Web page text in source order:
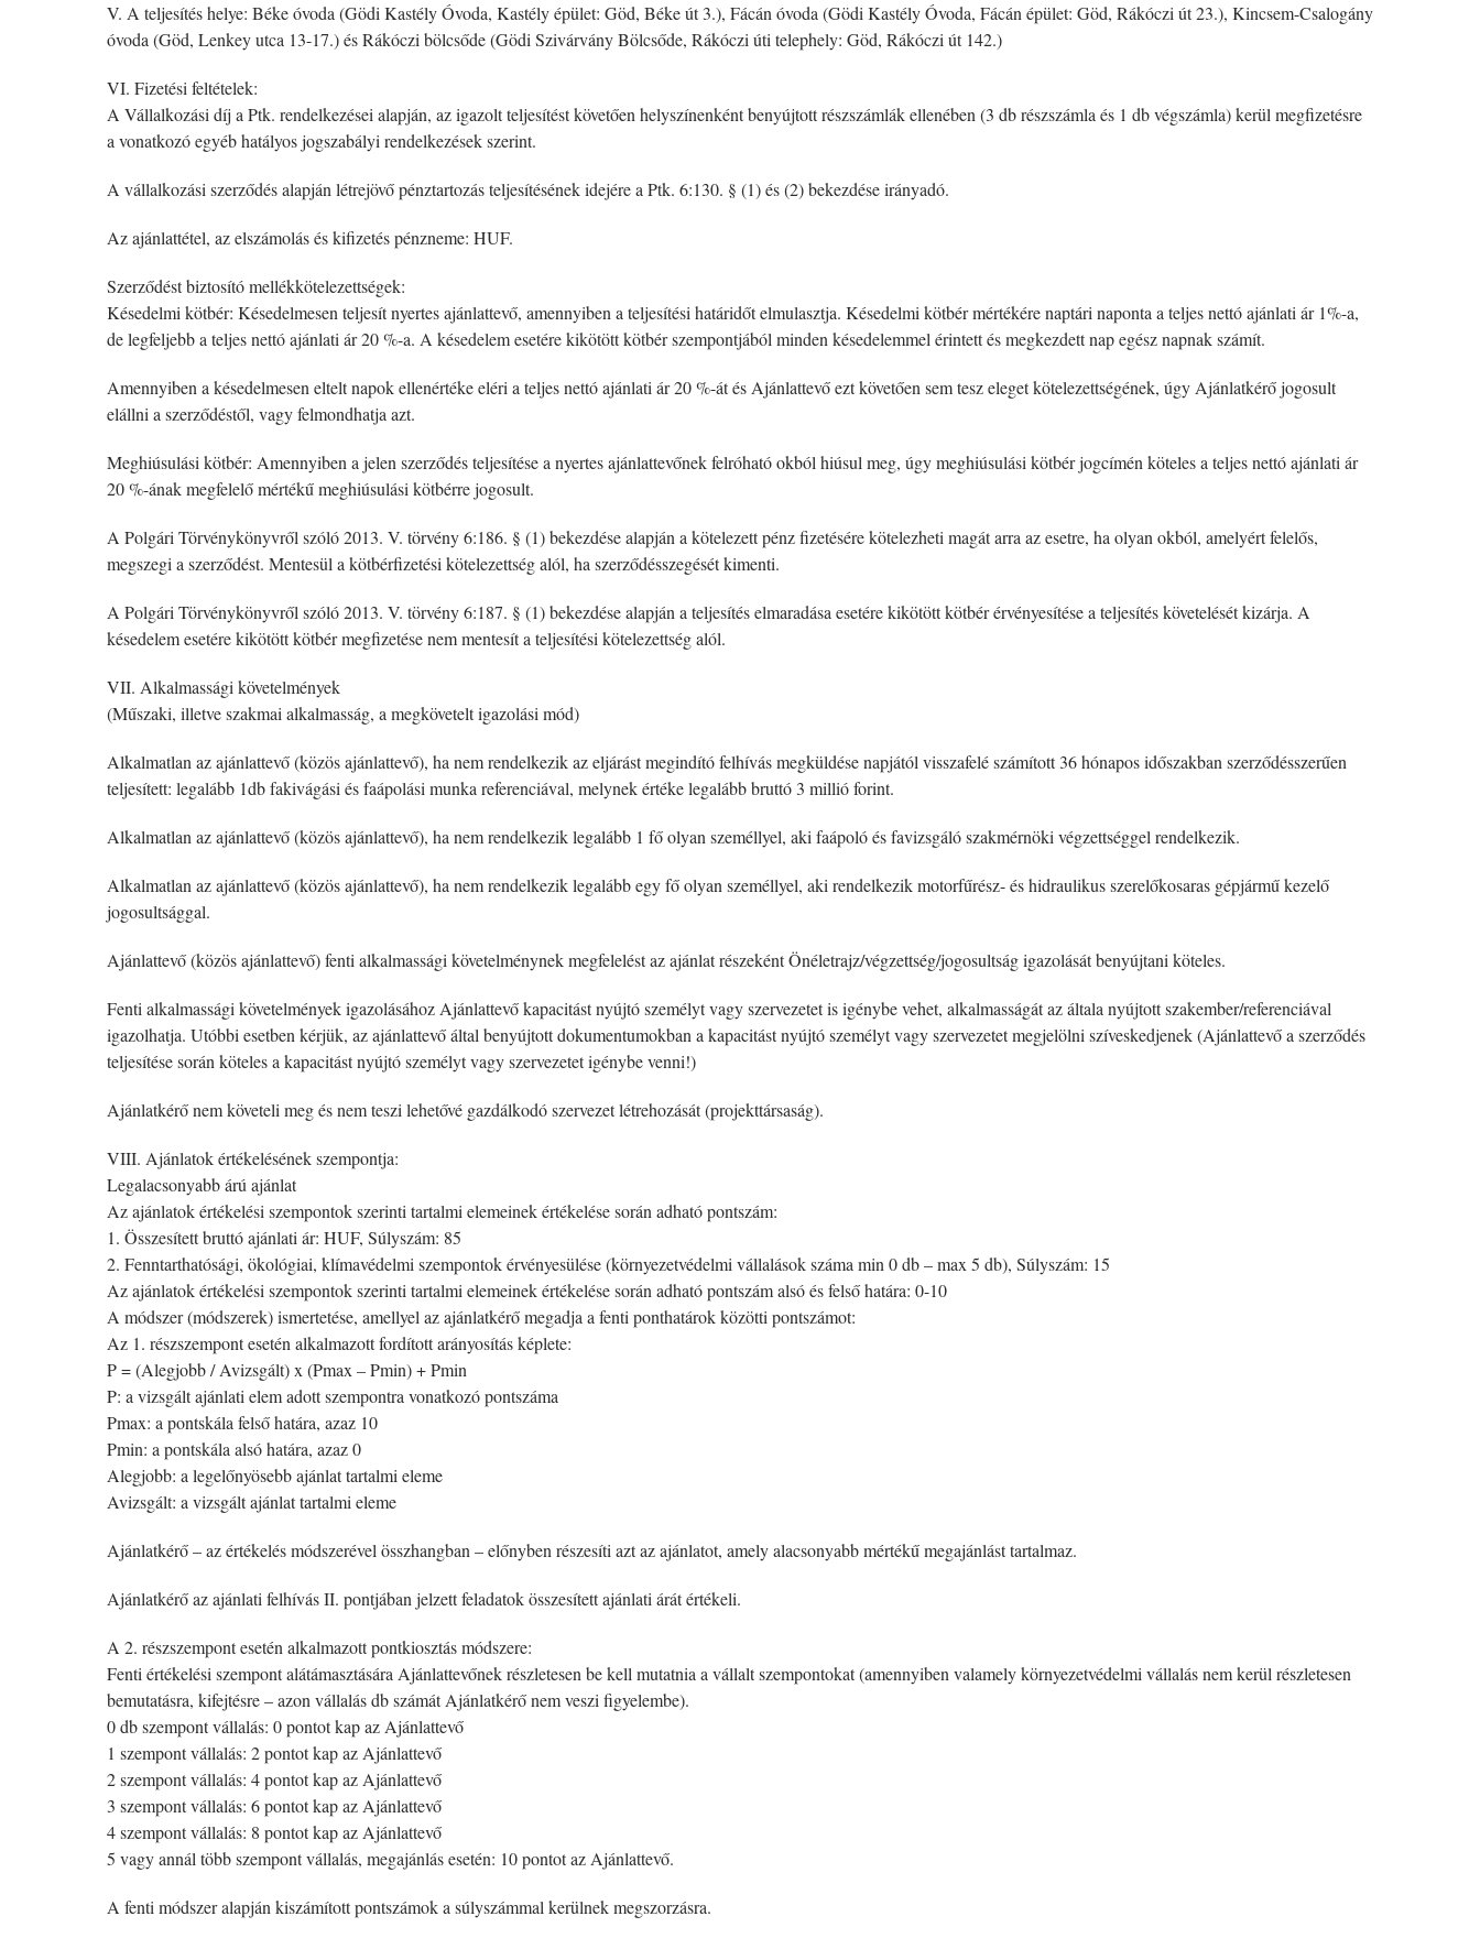
V. A teljesítés helye: Béke óvoda (Gödi Kastély Óvoda, Kastély épület: Göd, Béke út 3.), Fácán óvoda (Gödi Kastély Óvoda, Fácán épület: Göd, Rákóczi út 23.), Kincsem-Csalogány
óvoda (Göd, Lenkey utca 13-17.) és Rákóczi bölcsőde (Gödi Szivárvány Bölcsőde, Rákóczi úti telephely: Göd, Rákóczi út 142.)
VI. Fizetési feltételek:
A Vállalkozási díj a Ptk. rendelkezései alapján, az igazolt teljesítést követően helyszínenként benyújtott részszámlák ellenében (3 db részszámla és 1 db végszámla) kerül megfizetésre
a vonatkozó egyéb hatályos jogszabályi rendelkezések szerint.
A vállalkozási szerződés alapján létrejövő pénztartozás teljesítésének idejére a Ptk. 6:130. § (1) és (2) bekezdése irányadó.
Az ajánlattétel, az elszámolás és kifizetés pénzneme: HUF.
Szerződést biztosító mellékkötelezettségek:
Késedelmi kötbér: Késedelmesen teljesít nyertes ajánlattevő, amennyiben a teljesítési határidőt elmulasztja. Késedelmi kötbér mértékére naptári naponta a teljes nettó ajánlati ár 1%-a,
de legfeljebb a teljes nettó ajánlati ár 20 %-a. A késedelem esetére kikötött kötbér szempontjából minden késedelemmel érintett és megkezdett nap egész napnak számít.
Amennyiben a késedelmesen eltelt napok ellenértéke eléri a teljes nettó ajánlati ár 20 %-át és Ajánlattevő ezt követően sem tesz eleget kötelezettségének, úgy Ajánlatkérő jogosult
elállni a szerződéstől, vagy felmondhatja azt.
Meghiúsulási kötbér: Amennyiben a jelen szerződés teljesítése a nyertes ajánlattevőnek felróható okból hiúsul meg, úgy meghiúsulási kötbér jogcímén köteles a teljes nettó ajánlati ár
20 %-ának megfelelő mértékű meghiúsulási kötbérre jogosult.
A Polgári Törvénykönyvről szóló 2013. V. törvény 6:186. § (1) bekezdése alapján a kötelezett pénz fizetésére kötelezheti magát arra az esetre, ha olyan okból, amelyért felelős,
megszegi a szerződést. Mentesül a kötbérfizetési kötelezettség alól, ha szerződésszegését kimenti.
A Polgári Törvénykönyvről szóló 2013. V. törvény 6:187. § (1) bekezdése alapján a teljesítés elmaradása esetére kikötött kötbér érvényesítése a teljesítés követelését kizárja. A
késedelem esetére kikötött kötbér megfizetése nem mentesít a teljesítési kötelezettség alól.
VII. Alkalmassági követelmények
(Műszaki, illetve szakmai alkalmasság, a megkövetelt igazolási mód)
Alkalmatlan az ajánlattevő (közös ajánlattevő), ha nem rendelkezik az eljárást megindító felhívás megküldése napjától visszafelé számított 36 hónapos időszakban szerződésszerűen
teljesített: legalább 1db fakivágási és faápolási munka referenciával, melynek értéke legalább bruttó 3 millió forint.
Alkalmatlan az ajánlattevő (közös ajánlattevő), ha nem rendelkezik legalább 1 fő olyan személlyel, aki faápoló és favizsgáló szakmérnöki végzettséggel rendelkezik.
Alkalmatlan az ajánlattevő (közös ajánlattevő), ha nem rendelkezik legalább egy fő olyan személlyel, aki rendelkezik motorfűrész- és hidraulikus szerelőkosaras gépjármű kezelő
jogosultsággal.
Ajánlattevő (közös ajánlattevő) fenti alkalmassági követelménynek megfelelést az ajánlat részeként Önéletrajz/végzettség/jogosultság igazolását benyújtani köteles.
Fenti alkalmassági követelmények igazolásához Ajánlattevő kapacitást nyújtó személyt vagy szervezetet is igénybe vehet, alkalmasságát az általa nyújtott szakember/referenciával
igazolhatja. Utóbbi esetben kérjük, az ajánlattevő által benyújtott dokumentumokban a kapacitást nyújtó személyt vagy szervezetet megjelölni szíveskedjenek (Ajánlattevő a szerződés
teljesítése során köteles a kapacitást nyújtó személyt vagy szervezetet igénybe venni!)
Ajánlatkérő nem követeli meg és nem teszi lehetővé gazdálkodó szervezet létrehozását (projekttársaság).
VIII. Ajánlatok értékelésének szempontja:
Legalacsonyabb árú ajánlat
Az ajánlatok értékelési szempontok szerinti tartalmi elemeinek értékelése során adható pontszám:
1. Összesített bruttó ajánlati ár: HUF, Súlyszám: 85
2. Fenntarthatósági, ökológiai, klímavédelmi szempontok érvényesülése (környezetvédelmi vállalások száma min 0 db – max 5 db), Súlyszám: 15
Az ajánlatok értékelési szempontok szerinti tartalmi elemeinek értékelése során adható pontszám alsó és felső határa: 0-10
A módszer (módszerek) ismertetése, amellyel az ajánlatkérő megadja a fenti ponthatárok közötti pontszámot:
Az 1. részszempont esetén alkalmazott fordított arányosítás képlete:
P = (Alegjobb / Avizsgált) x (Pmax – Pmin) + Pmin
P: a vizsgált ajánlati elem adott szempontra vonatkozó pontszáma
Pmax: a pontskála felső határa, azaz 10
Pmin: a pontskála alsó határa, azaz 0
Alegjobb: a legelőnyösebb ajánlat tartalmi eleme
Avizsgált: a vizsgált ajánlat tartalmi eleme
Ajánlatkérő – az értékelés módszerével összhangban – előnyben részesíti azt az ajánlatot, amely alacsonyabb mértékű megajánlást tartalmaz.
Ajánlatkérő az ajánlati felhívás II. pontjában jelzett feladatok összesített ajánlati árát értékeli.
A 2. részszempont esetén alkalmazott pontkiosztás módszere:
Fenti értékelési szempont alátámasztására Ajánlattevőnek részletesen be kell mutatnia a vállalt szempontokat (amennyiben valamely környezetvédelmi vállalás nem kerül részletesen
bemutatásra, kifejtésre – azon vállalás db számát Ajánlatkérő nem veszi figyelembe).
0 db szempont vállalás: 0 pontot kap az Ajánlattevő
1 szempont vállalás: 2 pontot kap az Ajánlattevő
2 szempont vállalás: 4 pontot kap az Ajánlattevő
3 szempont vállalás: 6 pontot kap az Ajánlattevő
4 szempont vállalás: 8 pontot kap az Ajánlattevő
5 vagy annál több szempont vállalás, megajánlás esetén: 10 pontot az Ajánlattevő.
A fenti módszer alapján kiszámított pontszámok a súlyszámmal kerülnek megszorzásra.